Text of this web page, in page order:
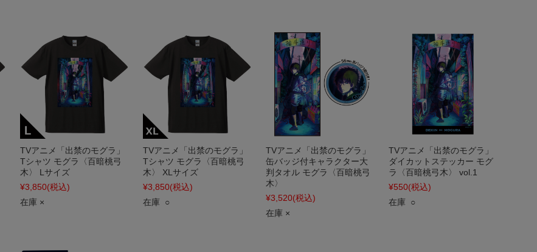
TVアニメ「出禁のモグラ」
Tシャツ モグラ〈百暗桃弓
木〉 Lサイズ
¥3,850(税込)
在庫 ×
TVアニメ「出禁のモグラ」
Tシャツ モグラ〈百暗桃弓
木〉 XLサイズ
¥3,850(税込)
在庫 ○
TVアニメ「出禁のモグラ」
缶バッジ付キャラクター大
判タオル モグラ〈百暗桃弓
木〉
¥3,520(税込)
在庫 ×
TVアニメ「出禁のモグラ」
ダイカットステッカー モグ
ラ〈百暗桃弓木〉 vol.1
¥550(税込)
在庫 ○